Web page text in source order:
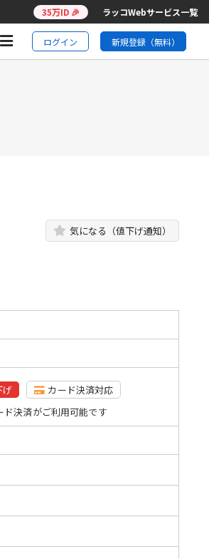
35万ID 🎉 ラッコWebサービス一覧
ログイン 新規登録（無料）
気になる（値下げ通知）
げ
カード決済対応
決済がご利用可能です